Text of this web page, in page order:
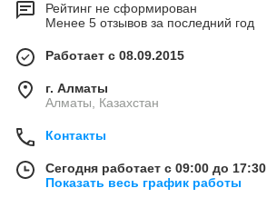
Рейтинг не сформирован
Менее 5 отзывов за последний год
Работает с 08.09.2015
г. Алматы
Алматы, Казахстан
Контакты
Сегодня работает с 09:00 до 17:30
Показать весь график работы